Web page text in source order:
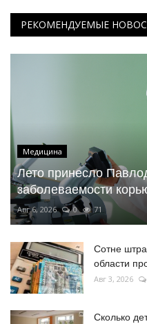
РЕКОМЕНДУЕМЫЕ
Медицина
Лето принесло
заболеваемости
Авг 6, 2026 0 71
Сотне
области
Авг 3, 2026
Сколько